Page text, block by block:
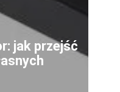
jak przejść